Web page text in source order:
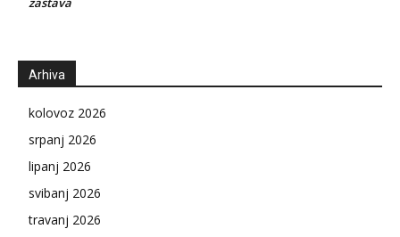
Arhiva
kolovoz 2026
srpanj 2026
lipanj 2026
svibanj 2026
travanj 2026